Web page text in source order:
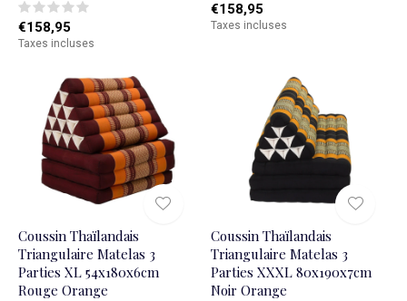
€158,95
Taxes incluses
€158,95
Taxes incluses
Coussin Thaïlandais
Triangulaire Matelas 3
Parties XL 54x180x6cm
Rouge Orange
Coussin Thaïlandais
Triangulaire Matelas 3
Parties XXXL 80x190x7cm
Noir Orange